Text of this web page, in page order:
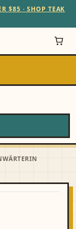
$85 · SHOP TEAK